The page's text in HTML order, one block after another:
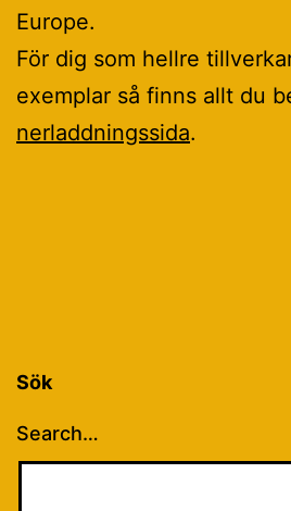
Europe.
För dig som hellre
exemplar så finns allt du
nerladdningssida.
Sök
Search…